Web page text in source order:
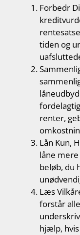
Forbedr
tiden og
renter,
Lån Kun,
låne
beløb, du
Læs
forstår
hjælp,